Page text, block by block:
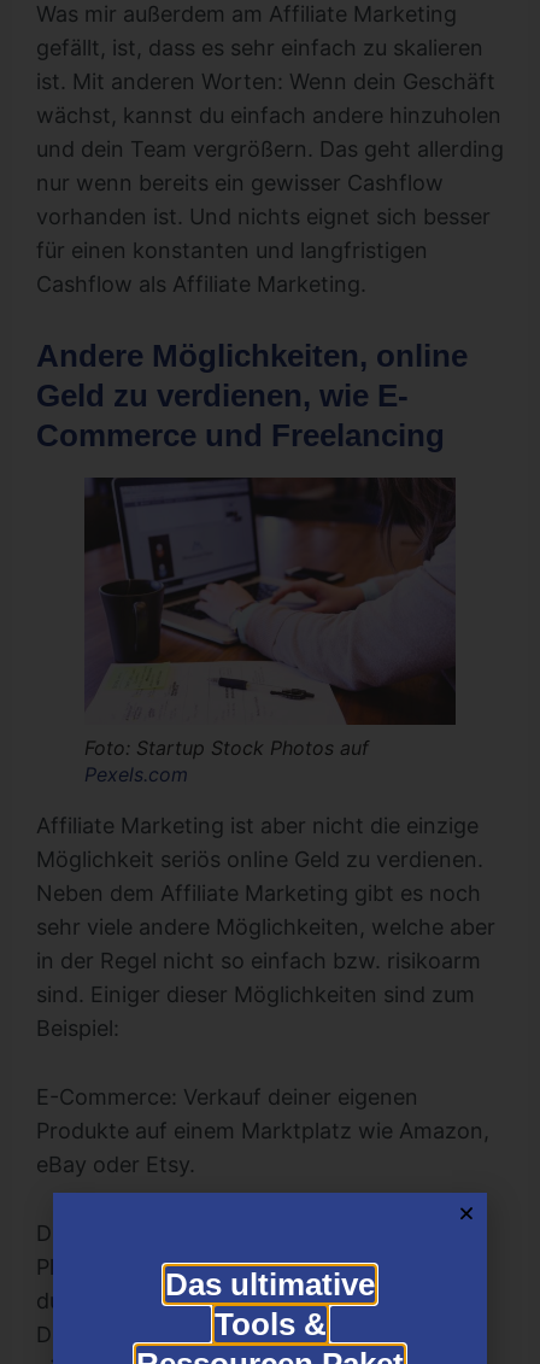
Was mir außerdem am Affiliate Marketing
gefällt, ist, dass es sehr einfach zu skalieren
ist. Mit anderen Worten: Wenn dein Geschäft
wächst, kannst du einfach andere hinzuholen
und dein Team vergrößern. Das geht allerding
nur wenn bereits ein gewisser Cashflow
vorhanden ist. Und nichts eignet sich besser
für einen konstanten und langfristigen
Cashflow als Affiliate Marketing.
Andere Möglichkeiten, online
Geld zu verdienen, wie E-
Commerce und Freelancing
Foto: Startup Stock Photos auf
Pexels.com
Affiliate Marketing ist aber nicht die einzige
Möglichkeit seriös online Geld zu verdienen.
Neben dem Affiliate Marketing gibt es noch
sehr viele andere Möglichkeiten, welche aber
in der Regel nicht so einfach bzw. risikoarm
sind. Einiger dieser Möglichkeiten sind zum
Beispiel:
E-Commerce: Verkauf deiner eigenen
Produkte auf einem Marktplatz wie Amazon,
eBay oder Etsy.
Dienstleistungen / Freelancing: Dank
Plattformen wie Fiverr oder Upwork, kannst
du heutzutage eine vielzahl an
Dienstleistungen im Internet anbieten. Dazu
Das ultimative
Tools &